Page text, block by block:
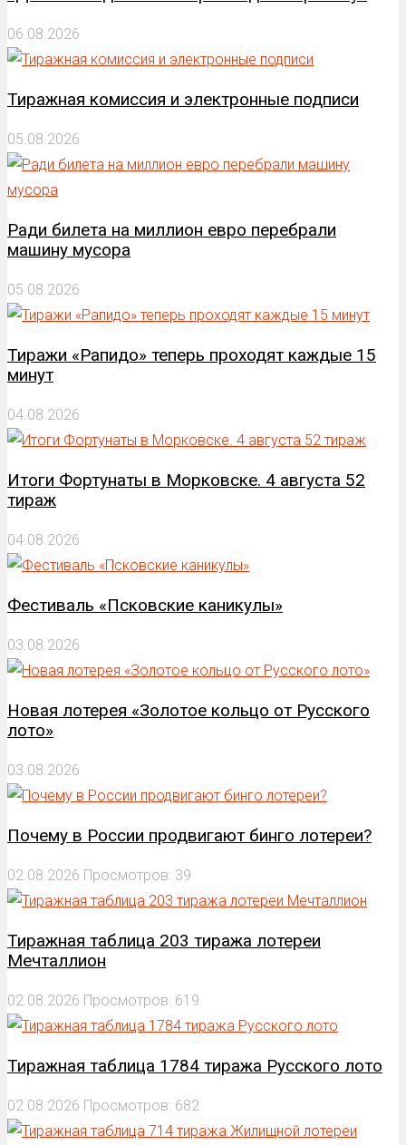
06.08.2026
Тиражная комиссия и электронные подписи
05.08.2026
Ради билета на миллион евро перебрали
машину мусора
05.08.2026
Тиражи «Рапидо» теперь проходят каждые 15
минут
04.08.2026
Итоги Фортунаты в Морковске. 4 августа 52
тираж
04.08.2026
Фестиваль «Псковские каникулы»
03.08.2026
Новая лотерея «Золотое кольцо от Русского
лото»
03.08.2026
Почему в России продвигают бинго лотереи?
02.08.2026 Просмотров: 39
Тиражная таблица 203 тиража лотереи
Мечталлион
02.08.2026 Просмотров: 619
Тиражная таблица 1784 тиража Русского лото
02.08.2026 Просмотров: 682